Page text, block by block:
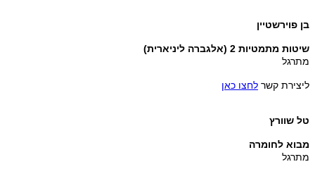
בן פוירשטיין
שיטות מתמטיות 2 (אלגברה ליניארית)
מתרגל
ליצירת קשר לחצו כאן
טל שוורץ
מבוא לחומרה
מתרגל